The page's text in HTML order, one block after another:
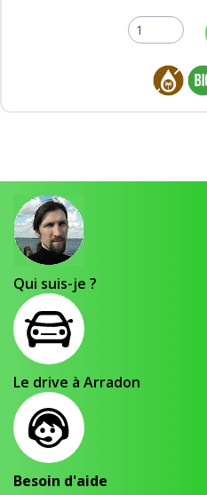
Qui suis-je ?
Le drive à Arradon
Besoin d'aide